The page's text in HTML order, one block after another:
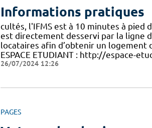
Informations pratiques
cultés, l'IFMS est à 10 minutes à pied
est directement desservi par la ligne
locataires afin d’obtenir un logement
ESPACE ETUDIANT : http://espace-
26/07/2024 12:26
PAGES